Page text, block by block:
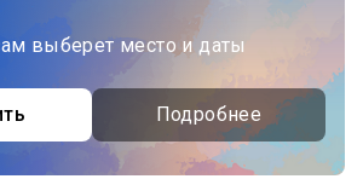
выберет место и даты
Подробнее